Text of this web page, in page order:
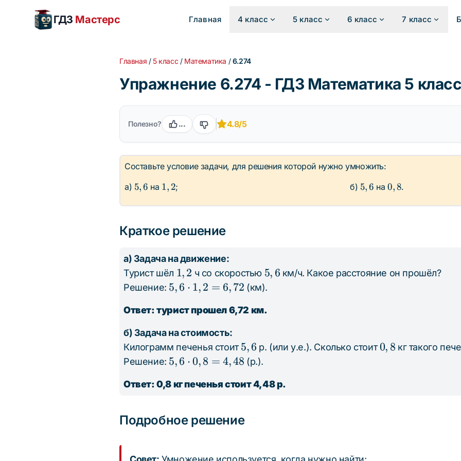
ГДЗ Мастерс Главная 4 класс 5 класс 6 класс 7 класс
Главная / 5 класс / Математика /6.274
Упражнение 6.274 - ГДЗ Математика 5
Полезно? ... 4.8/5
Составьте условие задачи, для решения которой нужно умножить:
а) 5,6
5,6 на 1,2
1, 2; б) 5,6
5,6 на0,8
0,8.
Краткое решение
а) Задача на движение:
Турист шёл 1,2
1,2 ч со скоростью 5,6
5, 6 км/ч. Какое расстояние он прошёл?
Решение: 5,6
1,2 =
5,6 ⋅ 1,2 = 6,72 (км).
Ответ: турист прошел 6,72 км.
б) Задача на стоимость:
Килограмм печенья стоит5,6
5,6 р. (или у.е.). Сколько стоит0,8
0, 8 кг такого
Решение: 5,6
0,8 =
5,6 ⋅0,8 = 4,48 (р.).
Ответ: 0,8 кг печенья стоит 4,48 р.
Подробное решение